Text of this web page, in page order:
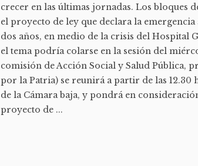
crecer en las últimas jornadas. Los bloques
el proyecto de ley que declara la
dos años, en medio de la crisis del Hospital
el tema podría colarse en la sesión del
comisión de Acción Social y Salud Pública,
por la Patria) se reunirá a partir de las 12.30
de la Cámara baja, y pondrá en
proyecto de ...